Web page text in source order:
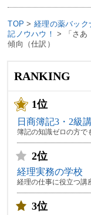
TOP > 経理の薬バック
記ノウハウ！ >
「さ
傾向（仕訳）
RANKING
1位
日商簿記3・2級
簿記の知識ゼロの方で
2位
経理実務の学校
経理の仕事に役立つ講
3位